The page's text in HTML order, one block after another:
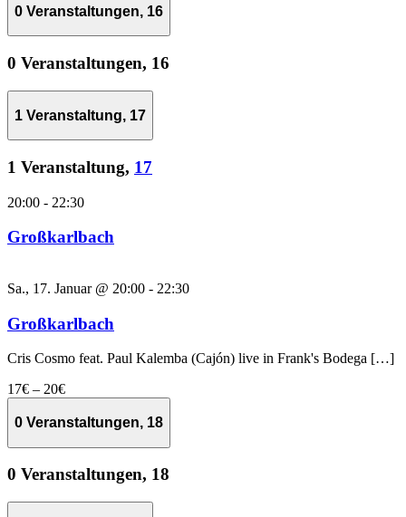
0 Veranstaltungen, 16
0 Veranstaltungen, 16
1 Veranstaltung, 17
1 Veranstaltung, 17
20:00 - 22:30
Großkarlbach
Sa., 17. Januar @ 20:00 - 22:30
Großkarlbach
Cris Cosmo feat. Paul Kalemba (Cajón) live in Frank's Bodega […]
17€ – 20€
0 Veranstaltungen, 18
0 Veranstaltungen, 18